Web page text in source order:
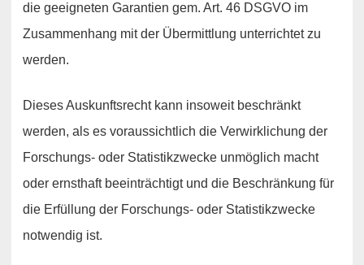
die geeigneten Garantien gem. Art. 46 DSGVO im
Zusammenhang mit der Übermittlung unterrichtet zu
werden.
Dieses Auskunftsrecht kann insoweit beschränkt
werden, als es voraussichtlich die Verwirklichung der
Forschungs- oder Statistikzwecke unmöglich macht
oder ernsthaft beeinträchtigt und die Beschränkung für
die Erfüllung der Forschungs- oder Statistikzwecke
notwendig ist.